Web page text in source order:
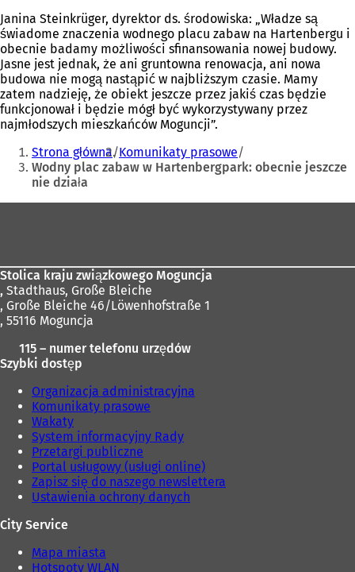
Janina Steinkrüger, dyrektor ds. środowiska: „Władze są
świadome znaczenia wodnego placu zabaw na Hartenbergu i
obecnie badamy możliwości sfinansowania nowej budowy.
Jasne jest jednak, że ani gruntowna renowacja, ani nowa
budowa nie mogą nastąpić w najbliższym czasie. Mamy
zatem nadzieję, że obiekt jeszcze przez jakiś czas będzie
funkcjonował i będzie mógł być wykorzystywany przez
najmłodszych mieszkańców Moguncji”.
Jesteś
tutaj:
Strona główna Komunikaty prasowe
Wodny plac zabaw w Hartenbergpark: obecnie jeszcze
nie działa
Stolica kraju związkowego Moguncja
, Stadthaus, Große Bleiche
, Große Bleiche 46/Löwenhofstraße 1
, 55116 Moguncja
115 – numer telefonu urzędów
Szybki dostęp
Organizacja administracyjna
Komunikaty prasowe
Wakaty
System informacyjny Rady
Przetargi publiczne
Portal usługowy (usługi online)
Zapisz się do naszego newslettera
Ustawienia ochrony danych
City Service
Mapa miasta
Hotspoty WLAN